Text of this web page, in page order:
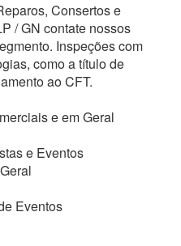
Consertos e
/ GN contate nossos
Inspeções com
como a título de
ao CFT.
e em Geral
e Eventos
Eventos